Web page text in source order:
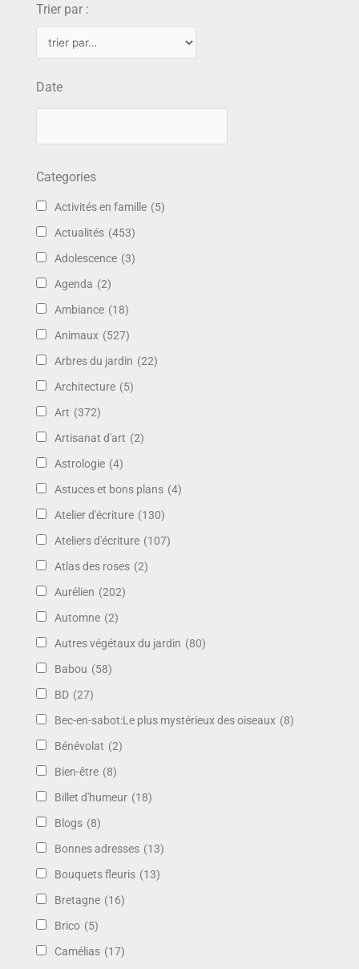
Trier par :
Date
Categories
Activités en famille (5)
Actualités (453)
Adolescence (3)
Agenda (2)
Ambiance (18)
Animaux (527)
Arbres du jardin (22)
Architecture (5)
Art (372)
Artisanat d'art (2)
Astrologie (4)
Astuces et bons plans (4)
Atelier d'écriture (130)
Ateliers d'écriture (107)
Atlas des roses (2)
Aurélien (202)
Automne (2)
Autres végétaux du jardin (80)
Babou (58)
BD (27)
Bec-en-sabot:Le plus mystérieux des oiseaux (8)
Bénévolat (2)
Bien-être (8)
Billet d'humeur (18)
Blogs (8)
Bonnes adresses (13)
Bouquets fleuris (13)
Bretagne (16)
Brico (5)
Camélias (17)